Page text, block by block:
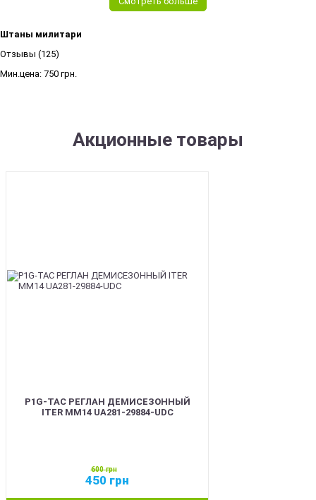
Штаны милитари
Отзывы (125)
Мин.цена: 750 грн.
Акционные товары
P1G-TAC РЕГЛАН ДЕМИСЕЗОННЫЙ
ITER ММ14 UA281-29884-UDC
600грн
450 грн